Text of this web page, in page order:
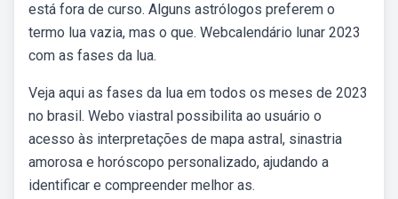
está fora de curso. Alguns astrólogos preferem o
termo lua vazia, mas o que. Webcalendário lunar 2023
com as fases da lua.
Veja aqui as fases da lua em todos os meses de 2023
no brasil. Webo viastral possibilita ao usuário o
acesso às interpretações de mapa astral, sinastria
amorosa e horóscopo personalizado, ajudando a
identificar e compreender melhor as.